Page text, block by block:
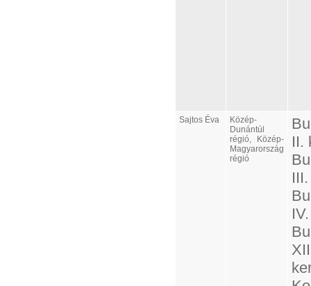
Sajtos Éva
Közép-
Dunántúl
régió, Közép-
Magyarország
régió
II.